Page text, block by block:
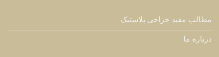
مطالب مفید جراحی پلاستیک
درباره ما